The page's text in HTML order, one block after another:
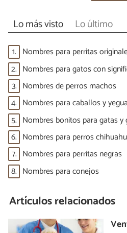
Lo más visto Lo último
1. Nombres para perritas
2. Nombres para gatos con
3. Nombres de perros machos
4. Nombres para caballos y
5. Nombres bonitos para gatas y
6. Nombres para perros
7. Nombres para perritas negras
8. Nombres para conejos
Artículos relacionados